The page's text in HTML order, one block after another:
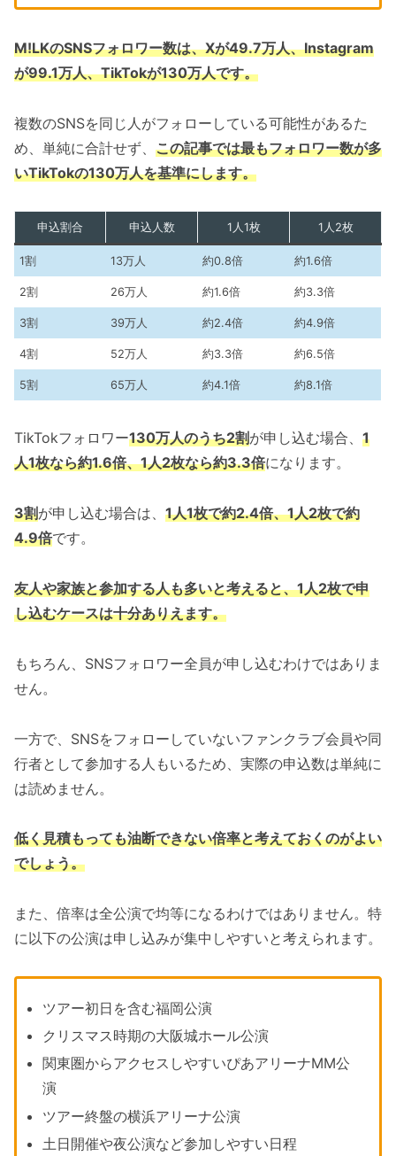
M!LKのSNSフォロワー数は、Xが49.7万人、Instagram
が99.1万人、TikTokが130万人です。
複数のSNSを同じ人がフォローしている可能性があるた
め、単純に合計せず、 この記事では最もフォロワー数が多
いTikTokの130万人を基準にします。
申込割合 申込人数 1人1枚 1人2枚
1割 13万人 約0.8倍 約1.6倍
2割 26万人 約1.6倍 約3.3倍
3割 39万人 約2.4倍 約4.9倍
4割 52万人 約3.3倍 約6.5倍
5割 65万人 約4.1倍 約8.1倍
TikTokフォロワー130万人のうち2割が申し込む場合、 1
人1枚なら約1.6倍、1人2枚なら約3.3倍になります。
3割が申し込む場合は、 1人1枚で約2.4倍、1人2枚で約
4.9倍です。
友人や家族と参加する人も多いと考えると、1人2枚で申
し込むケースは十分ありえます。
もちろん、SNSフォロワー全員が申し込むわけではありま
せん。
一方で、SNSをフォローしていないファンクラブ会員や同
行者として参加する人もいるため、実際の申込数は単純に
は読めません。
低く見積もっても油断できない倍率と考えておくのがよい
でしょう。
また、倍率は全公演で均等になるわけではありません。特
に以下の公演は申し込みが集中しやすいと考えられます。
ツアー初日を含む福岡公演
クリスマス時期の大阪城ホール公演
関東圏からアクセスしやすいぴあアリーナMM公
演
ツアー終盤の横浜アリーナ公演
土日開催や夜公演など参加しやすい日程